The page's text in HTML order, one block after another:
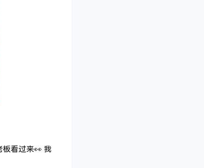
看过来👀 我